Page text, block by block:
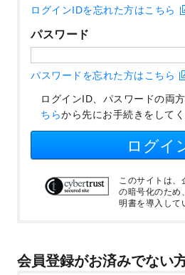
ログインIDを忘れた方はこちら
パスワード
パスワードを忘れた方はこちら
ログインID、パスワードの両
ちらから先にお手続きをしてく
ログイ
このサイトは、
の暗号化のため
明書を導入して
会員登録がお済みでない